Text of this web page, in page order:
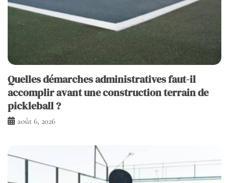
Quelles démarches administratives faut-il
accomplir avant une construction terrain de
pickleball ?
août 6, 2026